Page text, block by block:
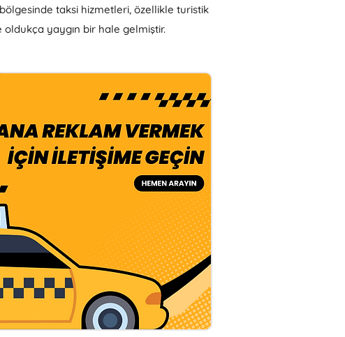
taksi hizmetleri, özellikle turistik
yaygın bir hale gelmiştir.